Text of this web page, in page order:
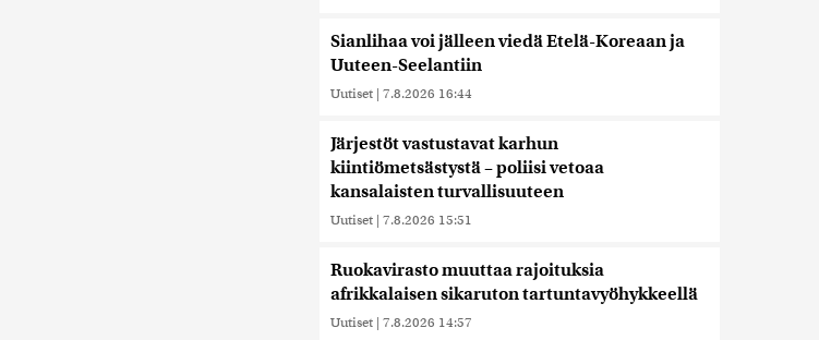
Sianlihaa voi jälleen viedä Etelä-Koreaan ja
Uuteen-Seelantiin
Uutiset | 7.8.2026 16:44
Järjestöt vastustavat karhun
kiintiömetsästystä – poliisi vetoaa
kansalaisten turvallisuuteen
Uutiset | 7.8.2026 15:51
Ruokavirasto muuttaa rajoituksia
afrikkalaisen sikaruton tartuntavyöhykkeellä
Uutiset | 7.8.2026 14:57